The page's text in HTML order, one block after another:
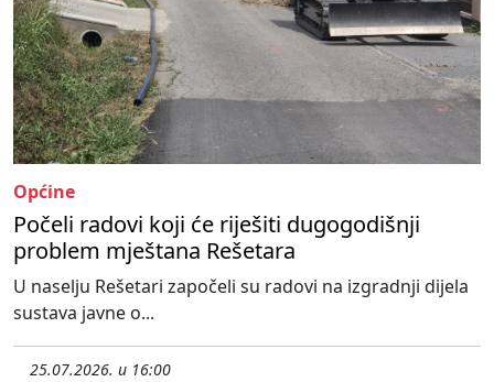
Općine
Počeli radovi koji će riješiti dugogodišnji
problem mještana Rešetara
U naselju Rešetari započeli su radovi na izgradnji dijela
sustava javne o...
25.07.2026. u 16:00